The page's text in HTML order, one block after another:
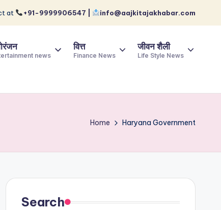
at +91-9999906547 | info@aajkitajakhabar.com
news
वित्त
Finance News
जीवन शैली
Life Style News
Home Haryana Government
Search